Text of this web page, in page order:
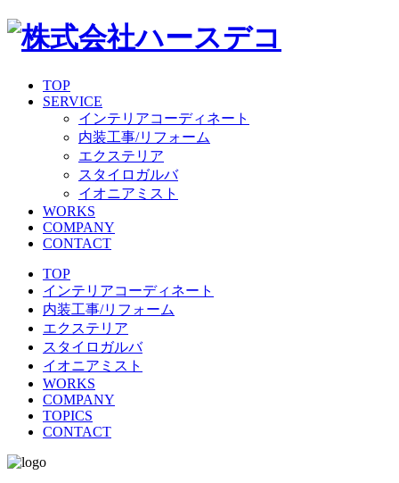
TOP
SERVICE
インテリアコーディネート
内装工事/リフォーム
エクステリア
スタイロガルバ
イオニアミスト
WORKS
COMPANY
CONTACT
TOP
インテリアコーディネート
内装工事/リフォーム
エクステリア
スタイロガルバ
イオニアミスト
WORKS
COMPANY
TOPICS
CONTACT